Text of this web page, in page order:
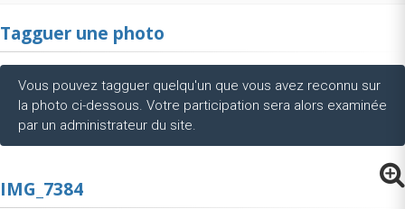
Tagguer une photo
Vous pouvez tagguer quelqu'un que vous avez reconnu sur
la photo ci-dessous. Votre participation sera alors examinée
par un administrateur du site.
IMG_7384